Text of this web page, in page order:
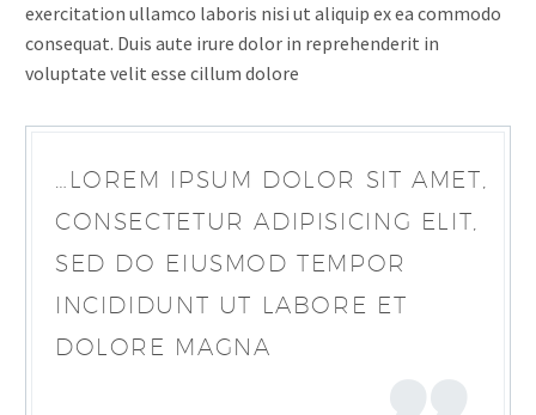
exercitation ullamco laboris nisi ut aliquip ex ea commodo
consequat. Duis aute irure dolor in reprehenderit in
voluptate velit esse cillum dolore
…LOREM IPSUM DOLOR SIT AMET,
CONSECTETUR ADIPISICING ELIT,
SED DO EIUSMOD TEMPOR
INCIDIDUNT UT LABORE ET
DOLORE MAGNA